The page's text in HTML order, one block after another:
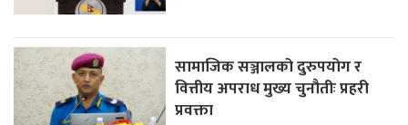
सामाजिक सञ्जालको दुरुपयोग र
वित्तीय अपराध मुख्य चुनौतीः प्रहरी
प्रवक्ता